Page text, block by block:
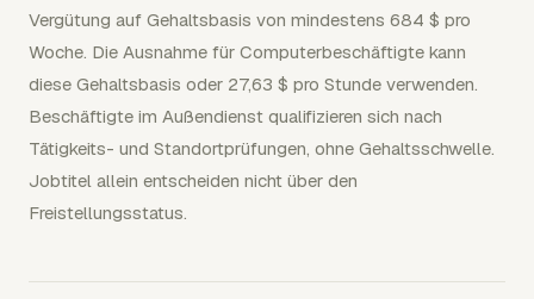
Vergütung auf Gehaltsbasis von mindestens 684 $ pro
Woche. Die Ausnahme für Computerbeschäftigte kann
diese Gehaltsbasis oder 27,63 $ pro Stunde verwenden.
Beschäftigte im Außendienst qualifizieren sich nach
Tätigkeits- und Standortprüfungen, ohne Gehaltsschwelle.
Jobtitel allein entscheiden nicht über den
Freistellungsstatus.